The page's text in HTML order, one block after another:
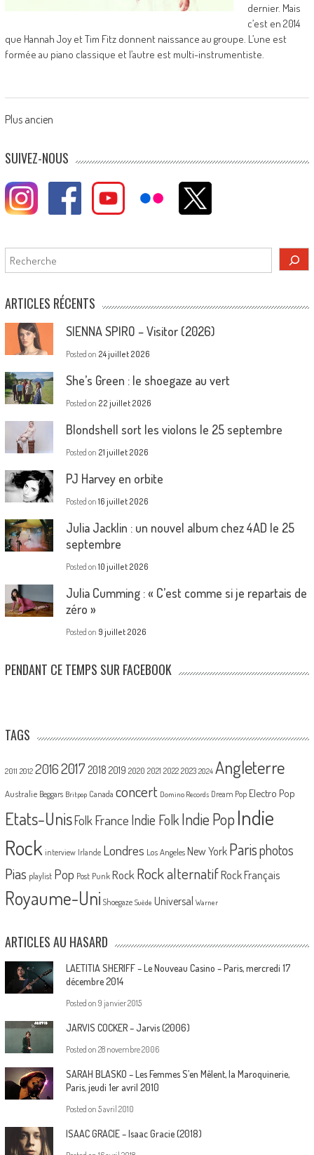
dernier. Mais
c’est en 2014
que Hannah Joy et Tim Fitz donnent naissance au groupe. L’une est
formée au piano classique et l’autre est multi-instrumentiste.
Posts
navigation
Plus ancien
SUIVEZ-NOUS
Rechercher
ARTICLES RÉCENTS
SIENNA SPIRO – Visitor (2026)
Posted on 24 juillet 2026
She’s Green : le shoegaze au vert
Posted on 22 juillet 2026
Blondshell sort les violons le 25 septembre
Posted on 21 juillet 2026
PJ Harvey en orbite
Posted on 16 juillet 2026
Julia Jacklin : un nouvel album chez 4AD le 25
septembre
Posted on 10 juillet 2026
Julia Cumming : « C’est comme si je repartais de
zéro »
Posted on 9 juillet 2026
PENDANT CE TEMPS SUR FACEBOOK
TAGS
2011 2012 20162017 2018 2019 2020 2021 2022 2023 2024 Angleterre
Australie Beggars Britpop Canada concert Domino Records Dream Pop Electro Pop
Etats-UnisFolk France Indie FolkIndie PopIndie
Rock interview Irlande Londres Los Angeles New York Parisphotos
Pias playlist Pop Post Punk Rock Rock alternatif Rock Français
Royaume-Uni Shoegaze Suède Universal Warner
ARTICLES AU HASARD
LAETITIA SHERIFF – Le Nouveau Casino – Paris, mercredi 17
décembre 2014
Posted on 9 janvier 2015
JARVIS COCKER – Jarvis (2006)
Posted on 28 novembre 2006
SARAH BLASKO – Les Femmes S’en Mêlent, la Maroquinerie,
Paris, jeudi 1er avril 2010
Posted on 5 avril 2010
ISAAC GRACIE – Isaac Gracie (2018)